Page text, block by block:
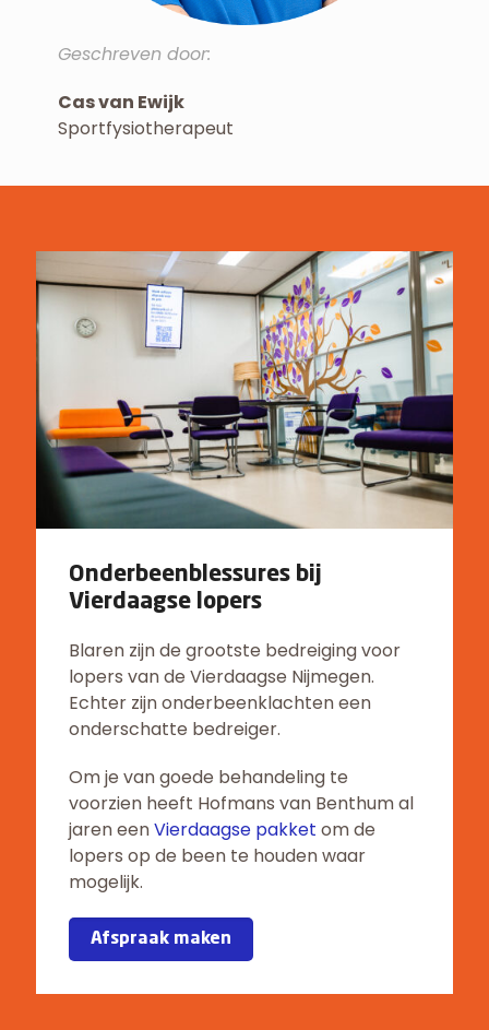
Geschreven door:
Cas van Ewijk
Sportfysiotherapeut
Onderbeenblessures bij
Vierdaagse lopers
Blaren zijn de grootste bedreiging voor
lopers van de Vierdaagse Nijmegen.
Echter zijn onderbeenklachten een
onderschatte bedreiger.
Om je van goede behandeling te
voorzien heeft Hofmans van Benthum al
jaren eenVierdaagse pakket om de
lopers op de been te houden waar
mogelijk.
Afspraak maken